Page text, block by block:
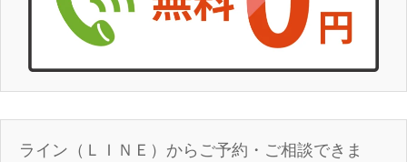
ライン（ＬＩＮＥ）からご予約・ご相談できま